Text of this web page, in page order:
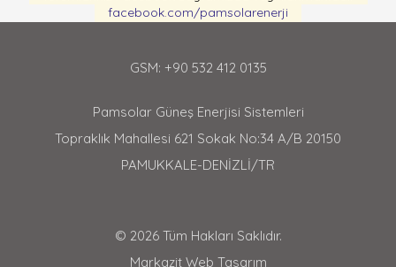
facebook.com/pamsolarenerji
Pamsolar Güneş Enerjisi Sistemleri
Topraklık Mahallesi 621 Sokak No:34 A/B 20150
PAMUKKALE-DENİZLİ/TR
GSM: +90 532 412 0135
© 2026 Tüm Hakları Saklıdır.
Markazit Web Tasarım